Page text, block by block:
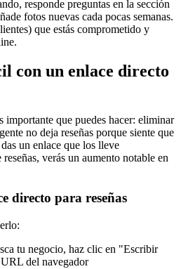
responde preguntas en la sección
fotos nuevas cada pocas semanas.
que estás comprometido y
con un enlace directo
importante que puedes hacer: eliminar
no deja reseñas porque siente que
un enlace que los lleve
verás un aumento notable en
directo para reseñas
tu negocio, haz clic en "Escribir
del navegador